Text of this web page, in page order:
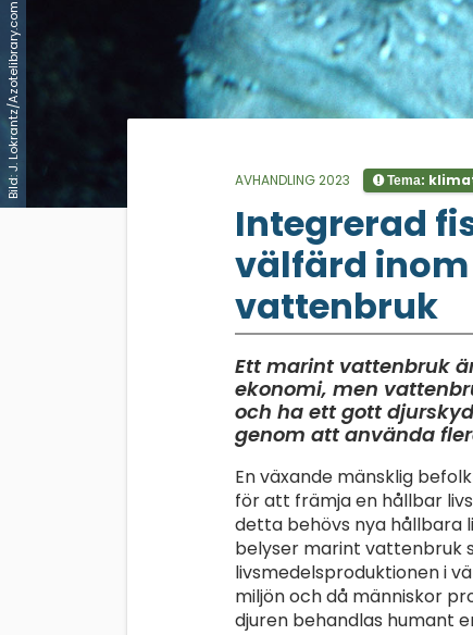
Bild: J. Lokrantz/Azotelibrary.com AVHANDLING 2023 Tema:
Integrerad
välfärd
vattenbruk
Ett marint vattenbruk
ekonomi, men
och ha ett gott
genom att använda
En växande mänsklig
för att främja en hållbar
detta behövs nya hållbara
belyser marint vattenbruk
livsmedelsproduktionen i
miljön och då människor
djuren behandlas humant